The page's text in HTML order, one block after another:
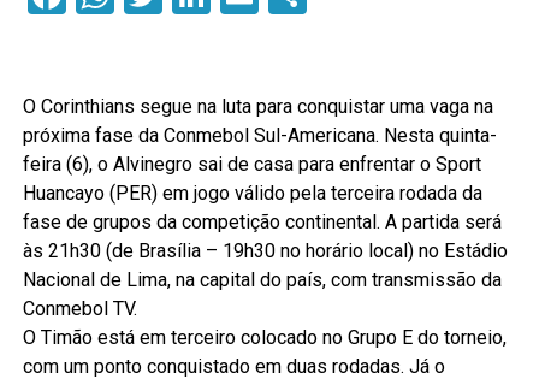
O Corinthians segue na luta para conquistar uma vaga na
próxima fase da Conmebol Sul-Americana. Nesta quinta-
feira (6), o Alvinegro sai de casa para enfrentar o Sport
Huancayo (PER) em jogo válido pela terceira rodada da
fase de grupos da competição continental. A partida será
às 21h30 (de Brasília – 19h30 no horário local) no Estádio
Nacional de Lima, na capital do país, com transmissão da
Conmebol TV.
O Timão está em terceiro colocado no Grupo E do torneio,
com um ponto conquistado em duas rodadas. Já o